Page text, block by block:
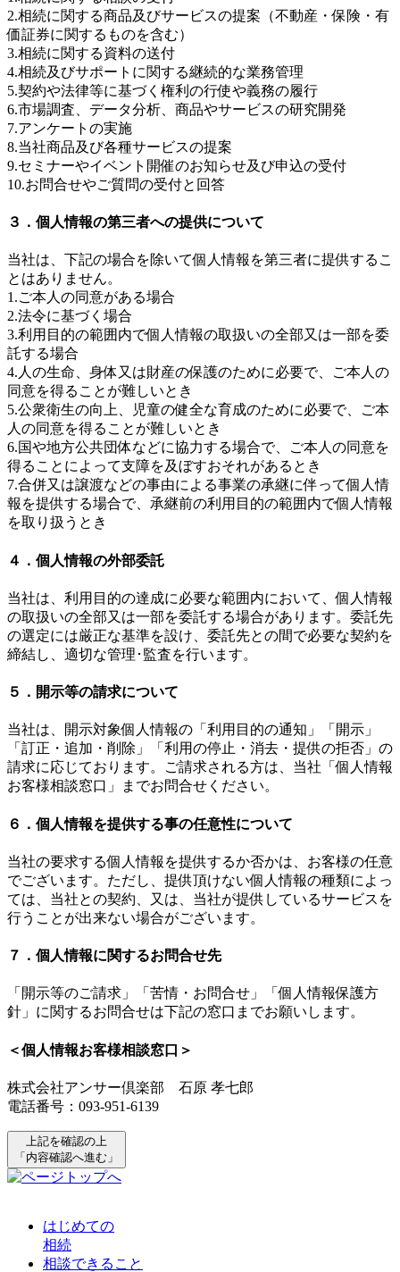
2.相続に関する商品及びサービスの提案（不動産・保険・有
価証券に関するものを含む）
3.相続に関する資料の送付
4.相続及びサポートに関する継続的な業務管理
5.契約や法律等に基づく権利の行使や義務の履行
6.市場調査、データ分析、商品やサービスの研究開発
7.アンケートの実施
8.当社商品及び各種サービスの提案
9.セミナーやイベント開催のお知らせ及び申込の受付
10.お問合せやご質問の受付と回答
３．個人情報の第三者への提供について
当社は、下記の場合を除いて個人情報を第三者に提供するこ
とはありません。
1.ご本人の同意がある場合
2.法令に基づく場合
3.利用目的の範囲内で個人情報の取扱いの全部又は一部を委
託する場合
4.人の生命、身体又は財産の保護のために必要で、ご本人の
同意を得ることが難しいとき
5.公衆衛生の向上、児童の健全な育成のために必要で、ご本
人の同意を得ることが難しいとき
6.国や地方公共団体などに協力する場合で、ご本人の同意を
得ることによって支障を及ぼすおそれがあるとき
7.合併又は譲渡などの事由による事業の承継に伴って個人情
報を提供する場合で、承継前の利用目的の範囲内で個人情報
を取り扱うとき
４．個人情報の外部委託
当社は、利用目的の達成に必要な範囲内において、個人情報
の取扱いの全部又は一部を委託する場合があります。委託先
の選定には厳正な基準を設け、委託先との間で必要な契約を
締結し、適切な管理･監査を行います。
５．開示等の請求について
当社は、開示対象個人情報の「利用目的の通知」「開示」
「訂正・追加・削除」「利用の停止・消去・提供の拒否」の
請求に応じております。ご請求される方は、当社「個人情報
お客様相談窓口」までお問合せください。
６．個人情報を提供する事の任意性について
当社の要求する個人情報を提供するか否かは、お客様の任意
でございます。ただし、提供頂けない個人情報の種類によっ
ては、当社との契約、又は、当社が提供しているサービスを
行うことが出来ない場合がございます。
７．個人情報に関するお問合せ先
「開示等のご請求」「苦情・お問合せ」「個人情報保護方
針」に関するお問合せは下記の窓口までお願いします。
＜個人情報お客様相談窓口＞
株式会社アンサー倶楽部 石原 孝七郎
電話番号：093-951-6139
上記を確認の上
「内容確認へ進む」
はじめての
相続
相談できること